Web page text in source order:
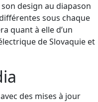
design au diapason
sous chaque
quant à elled’un
de Slovaquie et
des mises à jour